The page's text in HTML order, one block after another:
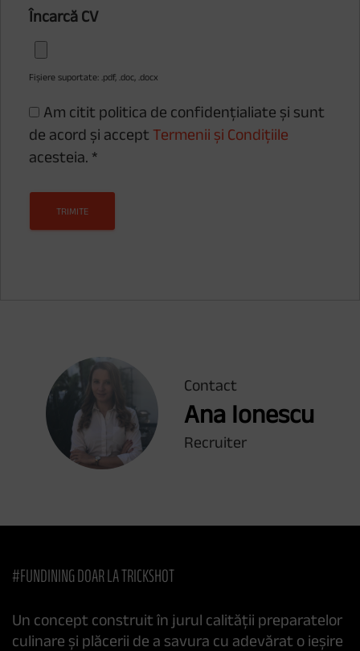
Încarcă CV
Fișiere suportate: .pdf, .doc, .docx
Am citit politica de confidențialiate și sunt
de acord și accept Termenii și Condițiile
acesteia. *
Contact
Ana Ionescu
Recruiter
#FUNDINING DOAR LA TRICKSHOT
Un concept construit în jurul calității preparatelor
culinare și plăcerii de a savura cu adevărat o ieșire